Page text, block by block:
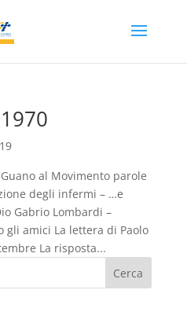
al Movimento parole
degli infermi – …e
Gabrio Lombardi –
gli amici La lettera di Paolo
La risposta...